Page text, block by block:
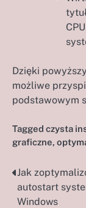
Dzięki
możliwe
podstawowym
Tagged czysta
graficzne,
Nawigacja
wpisu
Jak
autostart
Windows